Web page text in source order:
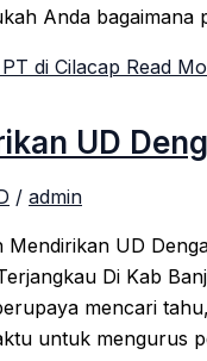
Anda
di Cilacap Read
UD
/ admin
Mendirikan UD
Di Kab
mencari
untuk mengurus